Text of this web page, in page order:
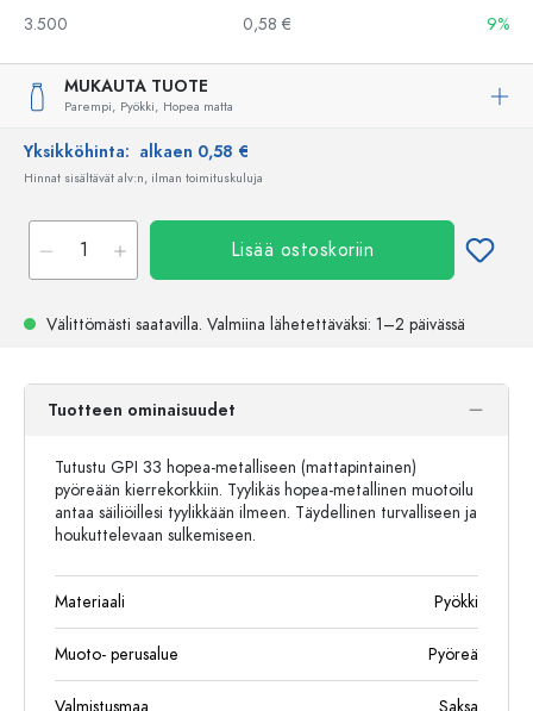
3.500
0,58 € 9%
MUKAUTA TUOTE
Parempi, Pyökki, Hopea matta
Yksikköhinta: alkaen 0,58 €
Hinnat sisältävät alv:n, ilman toimituskuluja
Lisää ostoskoriin
Välittömästi saatavilla. Valmiina lähetettäväksi: 1–2 päivässä
Tuotteen ominaisuudet
Tutustu GPI 33 hopea-metalliseen (mattapintainen)
pyöreään kierrekorkkiin. Tyylikäs hopea-metallinen muotoilu
antaa säiliöillesi tyylikkään ilmeen. Täydellinen turvalliseen ja
houkuttelevaan sulkemiseen.
Materiaali Pyökki
Muoto- perusalue Pyöreä